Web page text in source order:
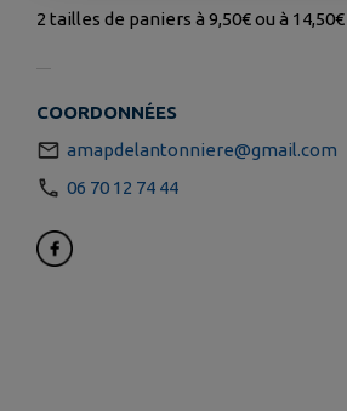
2 tailles de paniers à 9,50€ ou à 14,50€
COORDONNÉES
amapdelantonniere@gmail.com
06 70 12 74 44